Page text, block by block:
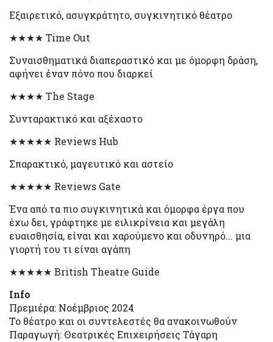
Εξαιρετικό, ασυγκράτητο, συγκινητικό θέατρο
★★★★ Time Out
Συναισθηματικά διαπεραστικό και με όμορφη δράση,
αφήνει έναν πόνο που διαρκεί
★★★★ The Stage
Συνταρακτικό και αξέχαστο
★★★★★ Reviews Hub
Σπαρακτικό, μαγευτικό και αστείο
★★★★★ Reviews Gate
Ένα από τα πιο συγκινητικά και όμορφα έργα που
έχω δει, γράφτηκε με ειλικρίνεια και μεγάλη
ευαισθησία, είναι και χαρούμενο και οδυνηρό... μια
γιορτή του τι είναι αγάπη
★★★★★ British Theatre Guide
Info
Πρεμιέρα: Νοέμβριος 2024
Το θέατρο και οι συντελεστές θα ανακοινωθούν
Παραγωγή: Θεατρικές Επιχειρήσεις Τάγαρη